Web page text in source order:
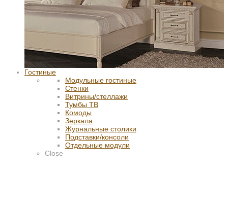
Гостиные
Модульные гостиные
Стенки
Витрины/стеллажи
Тумбы ТВ
Комоды
Зеркала
Журнальные столики
Подставки/консоли
Отдельные модули
Close